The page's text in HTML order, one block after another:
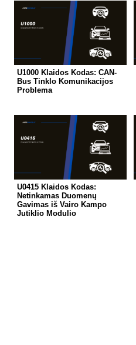
U1000 Klaidos Kodas: CAN-
Bus Tinklo Komunikacijos
Problema
U0415 Klaidos Kodas:
Netinkamas Duomenų
Gavimas iš Vairo Kampo
Jutiklio Modulio